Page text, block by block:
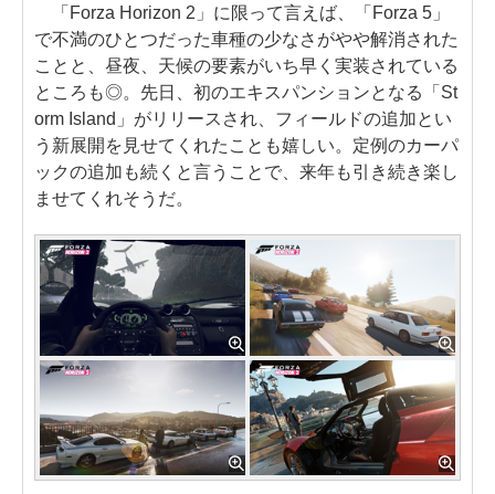
「Forza Horizon 2」に限って言えば、「Forza 5」
で不満のひとつだった車種の少なさがやや解消された
ことと、昼夜、天候の要素がいち早く実装されている
ところも◎。先日、初のエキスパンションとなる「St
orm Island」がリリースされ、フィールドの追加とい
う新展開を見せてくれたことも嬉しい。定例のカーパ
ックの追加も続くと言うことで、来年も引き続き楽し
ませてくれそうだ。